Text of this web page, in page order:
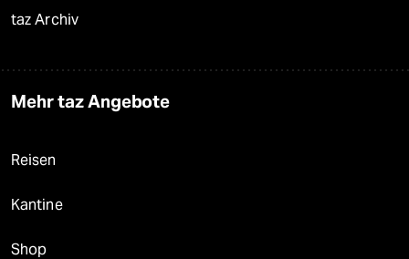
taz Archiv
Mehr taz Angebote
Reisen
Kantine
Shop